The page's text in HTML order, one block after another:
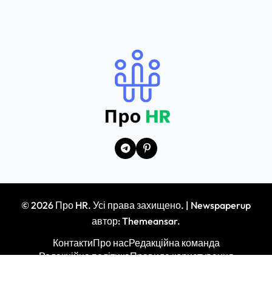
© 2026 Про HR. Усі права захищено. | Newspaperup
автор:Themeansar.
КонтактиПро насРедакційна команда
Редакційна політикаПравила користування